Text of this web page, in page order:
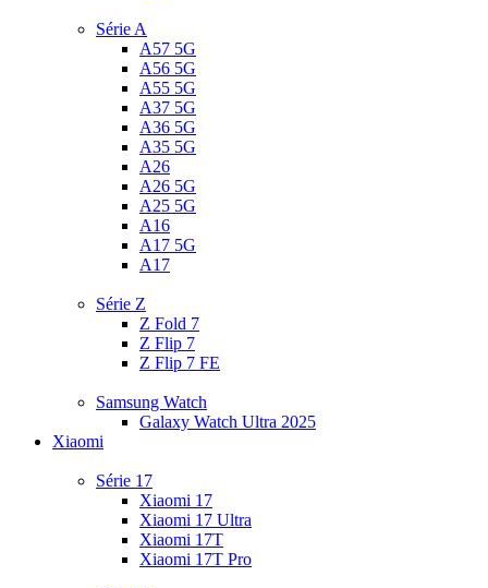
Série A
A57 5G
A56 5G
A55 5G
A37 5G
A36 5G
A35 5G
A26
A26 5G
A25 5G
A16
A17 5G
A17
Série Z
Z Fold 7
Z Flip 7
Z Flip 7 FE
Samsung Watch
Galaxy Watch Ultra 2025
Xiaomi
Série 17
Xiaomi 17
Xiaomi 17 Ultra
Xiaomi 17T
Xiaomi 17T Pro